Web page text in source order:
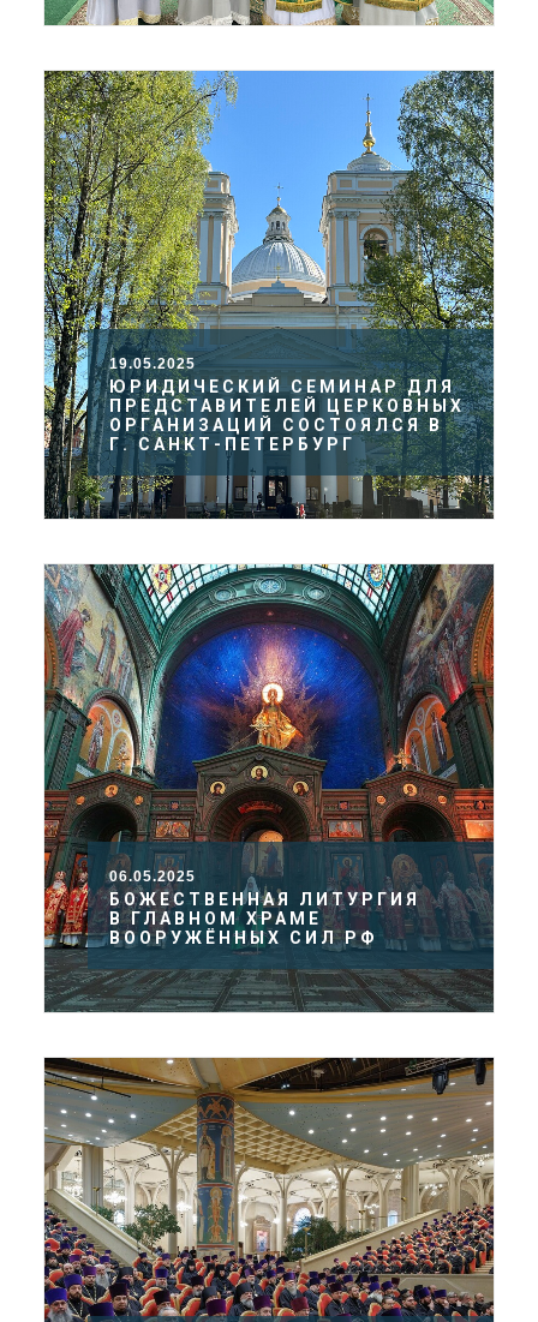
19.05.2025
ЮРИДИЧЕСКИЙ СЕМИНАР ДЛЯ
ПРЕДСТАВИТЕЛЕЙ ЦЕРКОВНЫХ
ОРГАНИЗАЦИЙ СОСТОЯЛСЯ В
Г. САНКТ-ПЕТЕРБУРГ
06.05.2025
БОЖЕСТВЕННАЯ ЛИТУРГИЯ
В ГЛАВНОМ ХРАМЕ
ВООРУЖЁННЫХ СИЛ РФ